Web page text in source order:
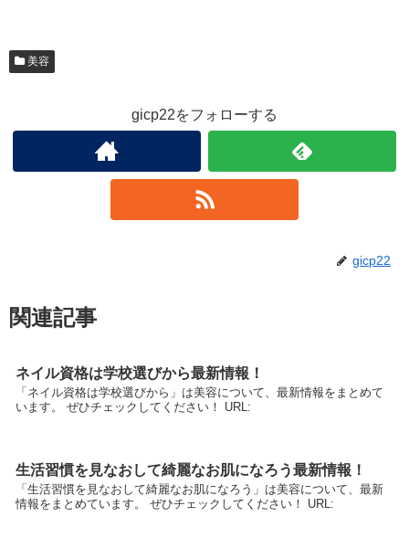
美容
gicp22をフォローする
gicp22
関連記事
ネイル資格は学校選びから最新情報！
「ネイル資格は学校選びから」は美容について、最新情報をまとめて
います。 ぜひチェックしてください！ URL:
生活習慣を見なおして綺麗なお肌になろう最新情報！
「生活習慣を見なおして綺麗なお肌になろう」は美容について、最新
情報をまとめています。 ぜひチェックしてください！ URL: